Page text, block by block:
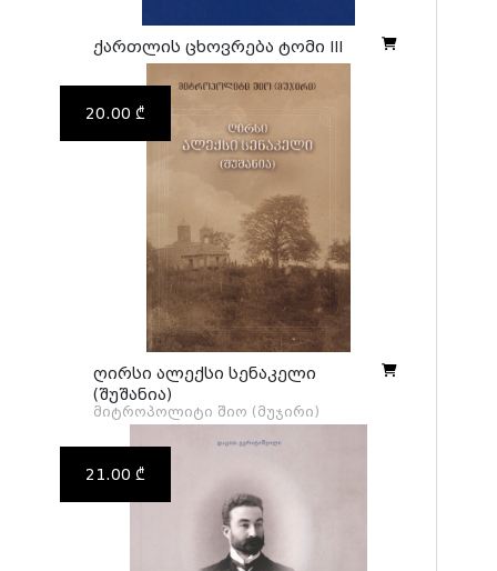
ქართლის ცხოვრება ტომი III
ღირსი ალექსი სენაკელი
(შუშანია)
მიტროპოლიტი შიო (მუჯირი)
20.00 ₾
21.00 ₾